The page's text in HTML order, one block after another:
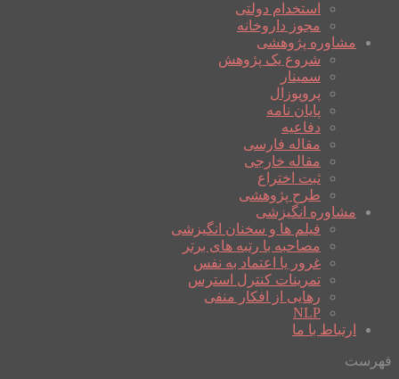
استخدام دولتی
مجوز داروخانه
مشاوره پژوهشی
شروع یک پژوهش
سمینار
پروپوزال
پایان نامه
دفاعیه
مقاله فارسی
مقاله خارجی
ثبت اختراع
طرح پژوهشی
مشاوره انگیزشی
فیلم ها و سخنان انگیزشی
مصاحبه با رتبه های برتر
غرور یا اعتماد به نفس
تمرینات کنترل استرس
رهایی از افکار منفی
NLP
ارتباط با ما
فهرست